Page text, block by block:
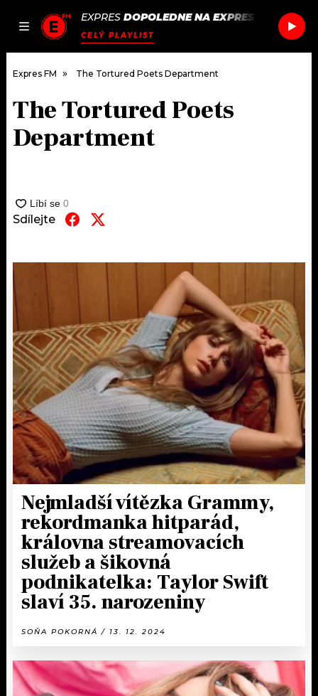
JAK
SEZNAM.CZ
EXPRES DOPOLEDNE NA EXPRES FM /
CELÝ PLAYLIST
DOMŮ
HUDBA
#NEBUDUDOMA
KALENDÁŘ
KVÍZY
VIP
TRENDY
KULTURA
MIX
OSTATNÍ
JAK NALADIT
RÁDIO
PROGRAM
PLAYLIST
JAK NALADIT
Expres FM The Tortured Poets Department
The Tortured Poets
Department
Sdílejte
Nejmladší vítězka Grammy,
rekordmanka hitparád,
královna streamovacích
služeb a šikovná
podnikatelka: Taylor Swift
slaví 35. narozeniny
SOŇA POKORNÁ / 13. 12. 2024